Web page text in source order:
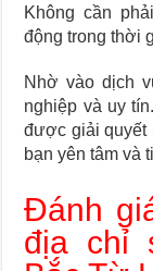
Không cần
động trong thời
Nhờ vào dịch
nghiệp và uy
được giải quyết
bạn yên tâm và
Đánh
địa chỉ